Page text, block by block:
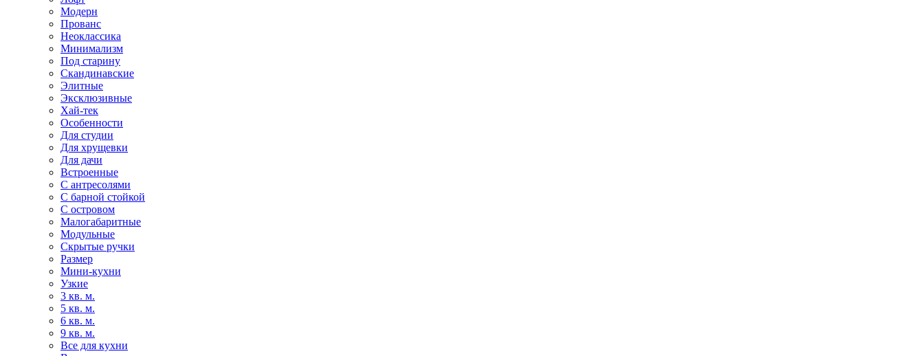
Модерн
Прованс
Неоклассика
Минимализм
Под старину
Скандинавские
Элитные
Эксклюзивные
Хай-тек
Особенности
Для студии
Для хрущевки
Для дачи
Встроенные
С антресолями
С барной стойкой
С островом
Малогабаритные
Модульные
Скрытые ручки
Размер
Мини-кухни
Узкие
3 кв. м.
5 кв. м.
6 кв. м.
9 кв. м.
Все для кухни